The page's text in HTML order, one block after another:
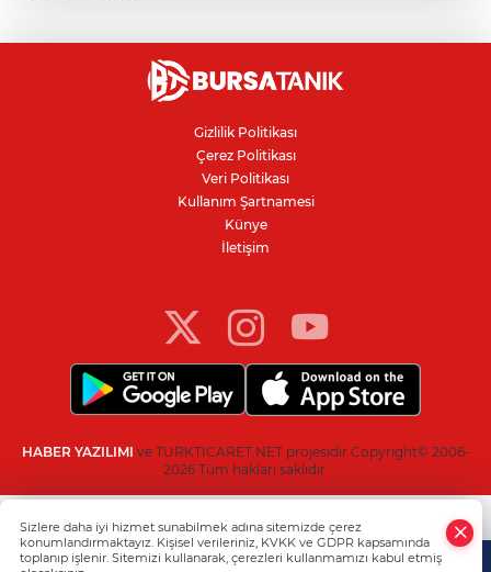
Nilüfer'de kaldırım işgallerine zabıta
denetimi
Bursa'da 100 dönümde hayvansal
gübreyle nektarin ve armut üretiyor
Resmi Gazete’de yayımlandı: Kritik yeşil
Gizlilik Politikası
Çerez Politikası
Veri Politikası
Kullanım Şartnamesi
Künye
İletişim
HABER YAZILIMI ve TURKTICARET.NET projesidir Copyright© 2006-
2026 Tüm hakları saklıdır.
Sizlere daha iyi hizmet sunabilmek adına sitemizde çerez
konumlandırmaktayız. Kişisel verileriniz, KVKK ve GDPR kapsamında
toplanıp işlenir. Sitemizi kullanarak, çerezleri kullanmamızı kabul etmiş